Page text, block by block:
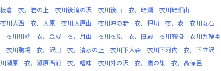
倉 衣川岩の上 衣川後滝の沢 衣川後山 衣川畦畑
衣川畦畑山
衣川大西 衣川大原 衣川大原山 衣川沖の野 衣川押切 衣川表
衣川女石
衣川川端 衣川金成 衣川月山 衣川衣原 衣川旧殿 衣川鞍掛
衣川九輪堂
衣川駒場 衣川沢田 衣川清水の上 衣川下大森 衣川下河内
衣川下立沢
瀬原 衣川瀬原西浦 衣川噌味 衣川外の沢 衣川鷹の巣
衣川高保呂